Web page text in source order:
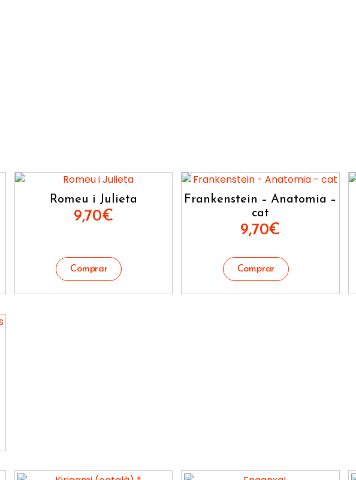
Romeu i Julieta
9,70€
Frankenstein – Anatomia –
cat
9,70€